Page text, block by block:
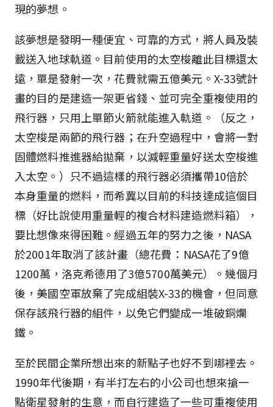
現的夢想。
該夢想是發明一種便宜、可靠的方式，將人員及裝
載送入地球軌道。目前使用的太空梭離此目標還太
遠，單是發射一次，花費就需五億美元。X-33號計
畫的目的是建造一架更省錢、並可完全重複使用的
飛行器，只用上單節火箭就能進入軌道。（反之，
太空梭是兩節的飛行器；在升空過程中，會將一對
固體燃料推進器給拋棄，以減輕重量好送太空梭進
入太空。）只不過這樣的飛行器必須攜帶10倍於
本身重量的燃料，而希冀以目前的科技達成這個目
標（好比說使用重量輕的複合材料建造燃料箱），
要比想像來得困難。經過五年的努力之後，NASA
於2001年取消了該計畫（總花費：NASA花了9億
1200萬，洛克希德用了3億5700萬美元）。幾個月
後，美國空軍放棄了完成組裝X-33的機會，但同意
保存該飛行器的組件，以免它們變成一堆破銅爛
鐵。
至於民間企業所想出來的新點子也好不到哪裡去。
1990年代後期，有半打左右的小公司也想來搶一
點衛星發射的生意，而自行建造了一些可重複使用